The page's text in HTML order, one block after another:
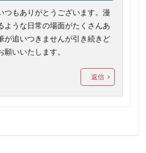
つもありがとうございます。漫
ような日常の場面がたくさんあ
が追いつきませんが引き続きど
願いいたします。
返信